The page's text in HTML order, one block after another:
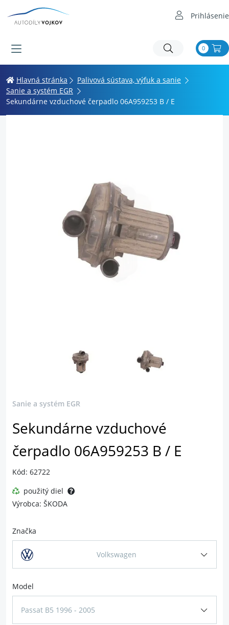
Prihlásenie
0
Hlavná stránka
Palivová sústava, výfuk a sanie
Sanie a systém EGR
Sekundárne vzduchové čerpadlo 06A959253 B / E
Sanie a systém EGR
Sekundárne vzduchové
čerpadlo 06A959253 B / E
Kód: 62722
použitý diel
Výrobca: ŠKODA
Značka
Volkswagen
Model
Passat B5 1996 - 2005